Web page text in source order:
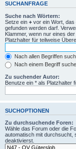
SUCHANFRAGE
Suche nach Wörtern:
Setze ein + vor ein Wort,
gefunden werden darf.
Klammer, wenn nur eines
Platzhalter für teilweise
Nach allen Begriffen
Nach einem Begriff
Zu suchender Autor:
Benutze ein * als Platzhalter
SUCHOPTIONEN
Zu durchsuchende Foren:
Wähle das Forum oder die
automatisch mit durchsucht,
deaktivierst.